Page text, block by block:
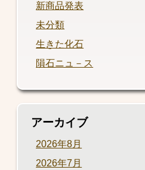
新商品発表
未分類
生きた化石
隕石ニュ－ス
アーカイブ
2026年8月
2026年7月